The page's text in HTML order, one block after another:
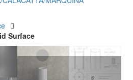
Surface